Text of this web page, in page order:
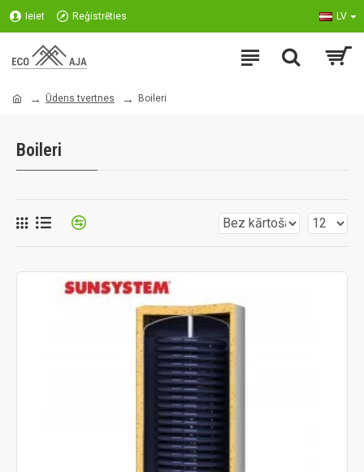
Ieiet Reģistrēties LV
Ūdens tvertnes Boileri
Boileri